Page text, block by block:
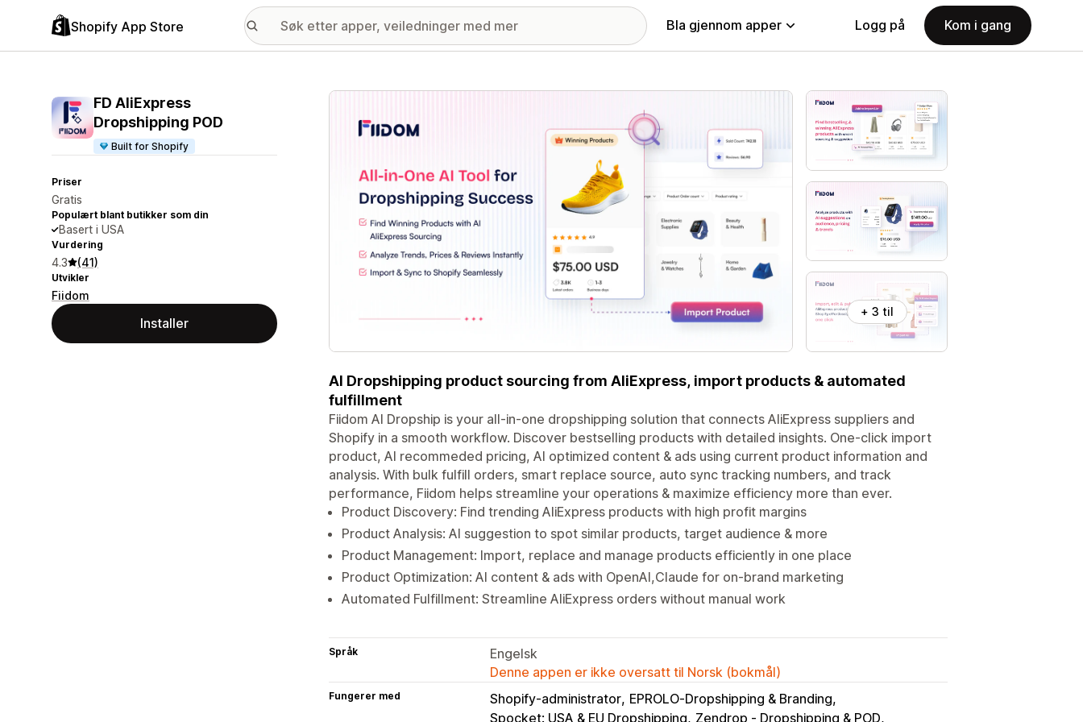
Shopify App Store Bla gjennom apper Logg på Kom i gang
FD AliExpress
Dropshipping POD
Built for Shopify
Priser
Gratis
Populært blant butikker som din
Basert i USA
Vurdering
4.3 (41)
Utvikler
Fiidom
Installer
Galleri med fremhevede bilder
+ 3 til
AI Dropshipping product sourcing from AliExpress, import products & automated
fulfillment
Fiidom AI Dropship is your all-in-one dropshipping solution that connects AliExpress suppliers and
Shopify in a smooth workflow. Discover bestselling products with detailed insights. One-click import
product, AI recommeded pricing, AI optimized content & ads using current product information and
analysis. With bulk fulfill orders, smart replace source, auto sync tracking numbers, and track
performance, Fiidom helps streamline your operations & maximize efficiency more than ever.
Product Discovery: Find trending AliExpress products with high profit margins
Product Analysis: AI suggestion to spot similar products, target audience & more
Product Management: Import, replace and manage products efficiently in one place
Product Optimization: AI content & ads with OpenAI,Claude for on-brand marketing
Automated Fulfillment: Streamline AliExpress orders without manual work
Språk
Engelsk
Denne appen er ikke oversatt til Norsk (bokmål)
Fungerer med Shopify-administrator EPROLO‑Dropshipping & Branding
Spocket: USA & EU Dropshipping Zendrop ‑ Dropshipping & POD